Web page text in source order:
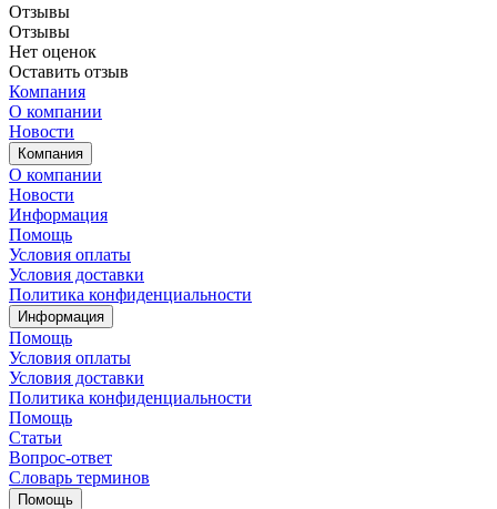
Отзывы
Отзывы
Нет оценок
Оставить отзыв
Компания
О компании
Новости
Компания
О компании
Новости
Информация
Помощь
Условия оплаты
Условия доставки
Политика конфиденциальности
Информация
Помощь
Условия оплаты
Условия доставки
Политика конфиденциальности
Помощь
Статьи
Вопрос-ответ
Словарь терминов
Помощь